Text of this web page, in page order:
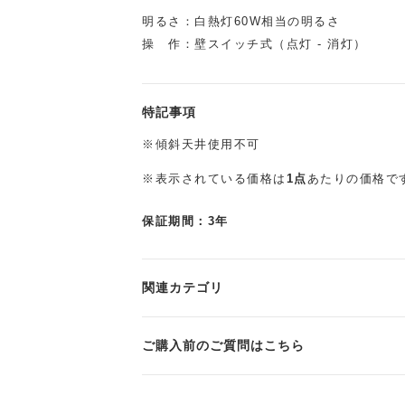
明るさ：白熱灯60W相当の明るさ
操 作：壁スイッチ式（点灯 - 消灯）
特記事項
※傾斜天井使用不可
※表示されている価格は 1点あたりの価格で
保証期間：3年
関連カテゴリ
ご購入前のご質問はこちら